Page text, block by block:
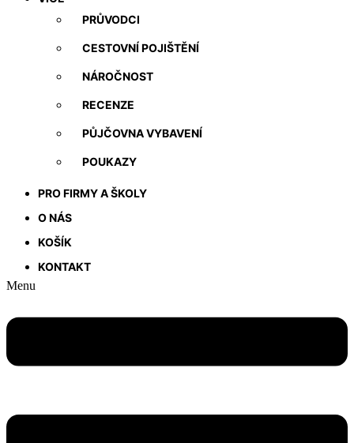
PRŮVODCI
CESTOVNÍ POJIŠTĚNÍ
NÁROČNOST
RECENZE
PŮJČOVNA VYBAVENÍ
POUKAZY
PRO FIRMY A ŠKOLY
O NÁS
KOŠÍK
KONTAKT
Menu